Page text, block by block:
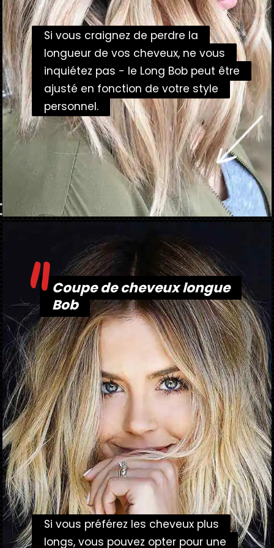
Si vous craignez de perdre la
longueur de vos cheveux, ne vous
inquiétez pas - le Long Bob peut être
ajusté en fonction de votre style
personnel.
Si vous craignez de perdre la
longueur de vos cheveux, ne vous
inquiétez pas - le Long Bob peut être
ajusté en fonction de votre style
personnel.
Si vous préférez les cheveux plus
longs, vous pouvez opter pour une
Si vous préférez les cheveux plus
longs, vous pouvez opter pour une
Coupe de cheveux longue
Bob
Coupe de cheveux longue
Bob
"